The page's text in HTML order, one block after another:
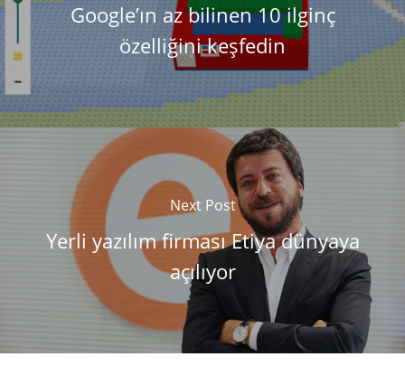
Google’ın az bilinen 10 ilginç
özelliğini keşfedin
Next Post
Yerli yazılım firması Etiya dünyaya
açılıyor